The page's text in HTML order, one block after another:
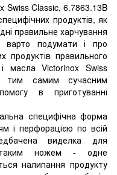
Swiss Classic, 6.7863.13B
продуктів, як
правильне харчування
варто подумати і про
продуктів правильного
масла Victorinox Swiss
тим самим сучасним
в приготуванні
специфічна форма
і перфорацією по всій
виделка для
ножем - одне
налипання продукту